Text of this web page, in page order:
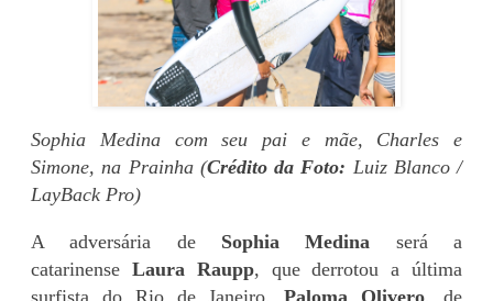
Sophia Medina com seu pai e mãe, Charles e
Simone, na Prainha (Crédito da Foto: Luiz Blanco /
LayBack Pro)
A adversária de Sophia Medina será a
catarinense Laura Raupp, que derrotou a última